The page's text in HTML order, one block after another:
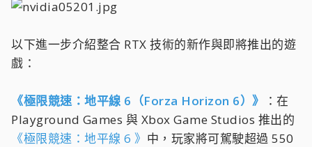
以下進一步介紹整合 RTX 技術的新作與即將推出的遊
戲：
《極限競速：地平線 6（Forza Horizon 6）》
：在
Playground Games 與 Xbox Game Studios 推出的
《極限競速：地平線 6 》 中，玩家將可駕駛超過 550